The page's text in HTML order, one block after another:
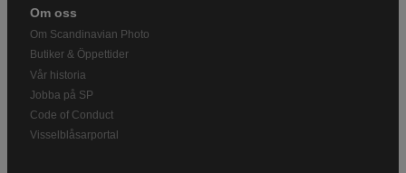
Om oss
Om Scandinavian Photo
Butiker & Öppettider
Vår historia
Jobba på SP
Code of Conduct
Visselblåsarportal